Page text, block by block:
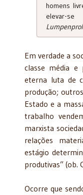
homens
elevar-
Em verdade a
classe média
eterna luta de
produção;
Estado e a
trabalho
marxista
relações
estágio
produtivas” (ob.
Ocorre que